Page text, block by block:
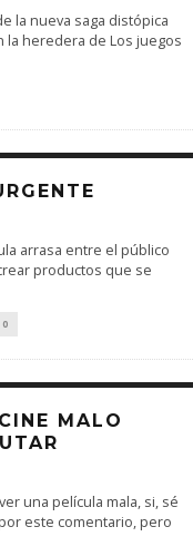
la nueva saga distópica
la heredera de Los juegos
arrasa entre el público
productos que se
0
MALO
una película mala, si, sé
este comentario, pero